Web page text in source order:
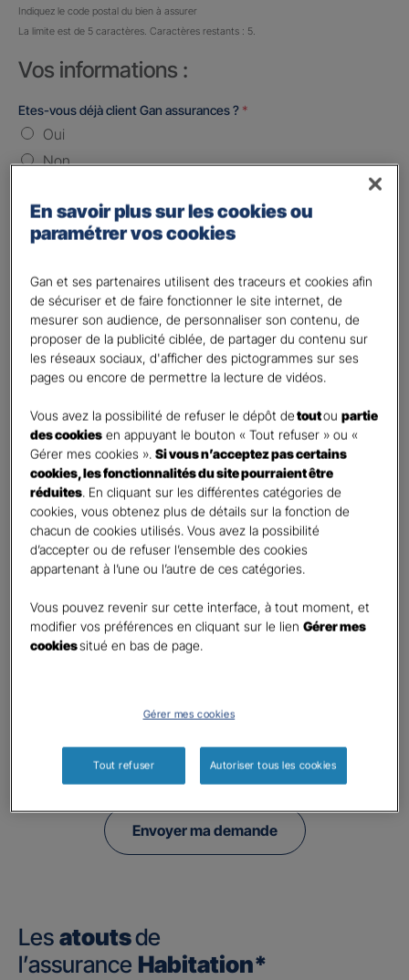
Nombre de caractères restants :
Indiquez le code postal du bien à assurer
La limite est de 5 caractères. Caractères restants : 5.
Vos informations :
Etes-vous déjà client Gan assurances ? *
Oui
Non
Madame
Contact*
First Last
Téléphone*
United
States
+1
E-mail*
Informations complémentaires (facultatif)
Information données personnelles *
En cochant cette case et en soumettant ce formulaire,
j'accepte que mes données personnelles soient utilisées
Pour connaitre et exercer vos droits, notamment de retrait de votre consentement
Envoyer ma demande
Les atoutsde
l’assurance Habitation*
En savoir plus sur les cookies ou
paramétrer vos cookies
Gan et ses partenaires utilisent des traceurs et cookies afin
de sécuriser et de faire fonctionner le site internet, de
mesurer son audience, de personnaliser son contenu, de
proposer de la publicité ciblée, de partager du contenu sur
les réseaux sociaux, d'afficher des pictogrammes sur ses
pages ou encore de permettre la lecture de vidéos.
Vous avez la possibilité de refuser le dépôt detoutoupartie
des cookies en appuyant le bouton « Tout refuser » ou «
Gérer mes cookies ».Si vous n’acceptez pas certains
cookies, les fonctionnalités du site pourraient être
réduites. En cliquant sur les différentes catégories de
cookies, vous obtenez plus de détails sur la fonction de
chacun de cookies utilisés. Vous avez la possibilité
d’accepter ou de refuser l’ensemble des cookies
appartenant à l’une ou l’autre de ces catégories.
Vous pouvez revenir sur cette interface, à tout moment, et
modifier vos préférences en cliquant sur le lienGérer mes
cookiessitué en bas de page.
Gérer mes cookies
Tout refuser Autoriser tous les cookies